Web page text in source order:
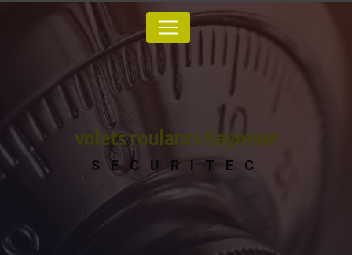
volets roulants Bayonne
SECURITEC
Panneau de gestion des cookies